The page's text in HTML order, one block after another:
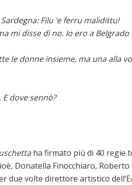
Filu ‘e ferru malidittu!
mi disse di no. Io ero a
le donne insieme, ma una alla
dove sennò?
ha firmato più di 40 regie
Donatella Finocchiaro, Roberto
due volte direttore artistico